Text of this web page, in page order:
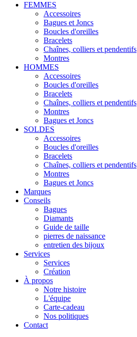
FEMMES
Accessoires
Bagues et Joncs
Boucles d'oreilles
Bracelets
Chaînes, colliers et pendentifs
Montres
HOMMES
Accessoires
Boucles d'oreilles
Bracelets
Chaînes, colliers et pendentifs
Montres
Bagues et Joncs
SOLDES
Accessoires
Boucles d'oreilles
Bracelets
Chaînes, colliers et pendentifs
Montres
Bagues et Joncs
Marques
Conseils
Bagues
Diamants
Guide de taille
pierres de naissance
entretien des bijoux
Services
Services
Création
À propos
Notre histoire
L'équipe
Carte-cadeau
Nos politiques
Contact